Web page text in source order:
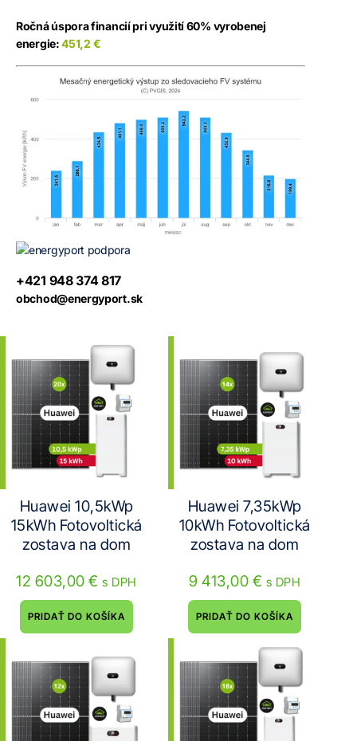
Ročná úspora financií pri využití 60% vyrobenej
energie:451,2 €
+421 948 374 817
obchod@energyport.sk
Huawei 10,5kWp
15kWh Fotovoltická
zostava na dom
12 603,00€ s DPH
PRIDAŤ DO KOŠÍKA
Huawei 7,35kWp
10kWh Fotovoltická
zostava na dom
9 413,00 € s DPH
PRIDAŤ DO KOŠÍKA